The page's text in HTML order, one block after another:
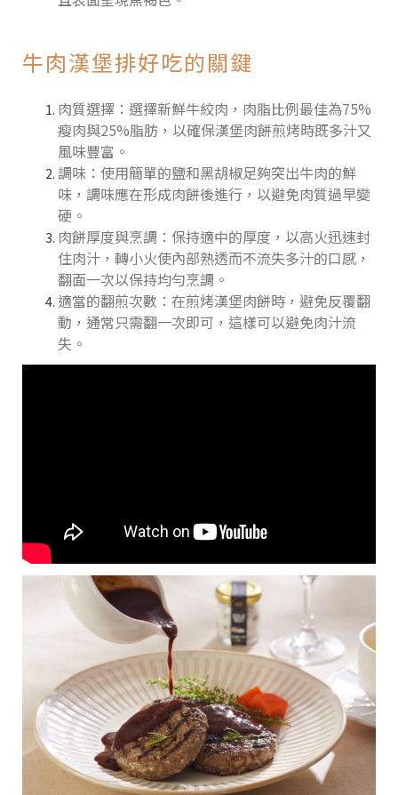
牛肉漢堡排好吃的關鍵
肉質選擇：選擇新鮮牛絞肉，肉脂比例最佳為75%
瘦肉與25%脂肪，以確保漢堡肉餅煎烤時既多汁又
風味豐富。
調味：使用簡單的鹽和黑胡椒足夠突出牛肉的鮮
味，調味應在形成肉餅後進行，以避免肉質過早變
硬。
肉餅厚度與烹調：保持適中的厚度，以高火迅速封
住肉汁，轉小火使內部熟透而不流失多汁的口感，
翻面一次以保持均勻烹調。
適當的翻煎次數：在煎烤漢堡肉餅時，避免反覆翻
動，通常只需翻一次即可，這樣可以避免肉汁流
失。